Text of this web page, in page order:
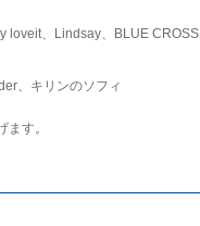
loveit、Lindsay、BLUE CROSS
、キリンのソフィ
す。